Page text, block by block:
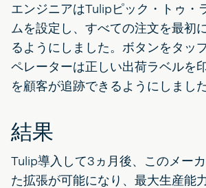
エンジニアはTulipピック・トゥ・
ムを設定し、すべての注文を最初
るようにしました。ボタンをタッ
ペレーターは正しい出荷ラベルを
を顧客が追跡できるようにしました
結果
Tulip導入して3ヵ月後、このメー
た拡張が可能になり、最大生産能